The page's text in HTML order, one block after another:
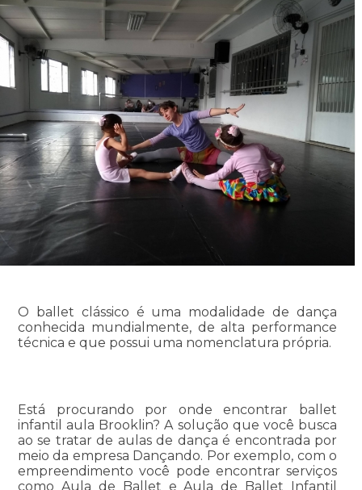
O ballet clássico é uma modalidade de dança
conhecida mundialmente, de alta performance
técnica e que possui uma nomenclatura própria.
Está procurando por onde encontrar ballet
infantil aula Brooklin? A solução que você busca
ao se tratar de aulas de dança é encontrada por
meio da empresa Dançando. Por exemplo, com o
empreendimento você pode encontrar serviços
como Aula de Ballet e Aula de Ballet Infantil